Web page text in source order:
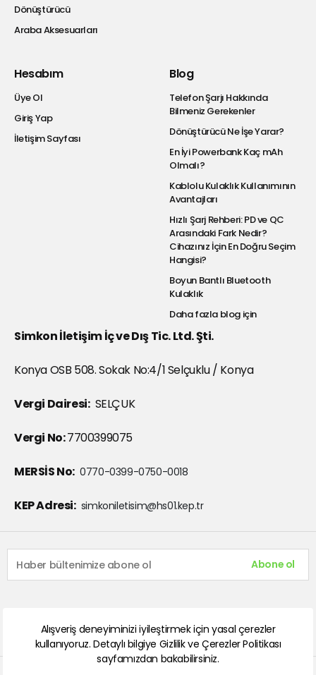
Alışveriş deneyiminizi iyileştirmek için yasal çerezler
kullanıyoruz. Detaylı bilgiye Gizlilik ve Çerezler Politikası
sayfamızdan bakabilirsiniz.
Dönüştürücü
Araba Aksesuarları
Hesabım
Üye Ol
Giriş Yap
İletişim Sayfası
Blog
Telefon Şarjı Hakkında
Bilmeniz Gerekenler
Dönüştürücü Ne İşe Yarar?
En İyi Powerbank Kaç mAh
Olmalı?
Kablolu Kulaklık Kullanımının
Avantajları
Hızlı Şarj Rehberi: PD ve QC
Arasındaki Fark Nedir?
Cihazınız İçin En Doğru Seçim
Hangisi?
Boyun Bantlı Bluetooth
Kulaklık
Daha fazla blog için
Simkon İletişim İç ve Dış Tic. Ltd. Şti.
Konya OSB 508. Sokak No:4/1 Selçuklu / Konya
Vergi Dairesi:SELÇUK
Vergi No:7700399075
MERSİS No: 0770-0399-0750-0018
KEP Adresi: simkoniletisim@hs01.kep.tr
Abone ol